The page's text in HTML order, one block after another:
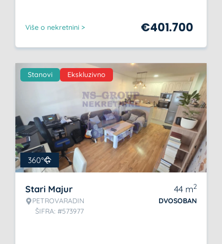
Više o nekretnini > €401.700
Stanovi Ekskluzivno
360°
Stari Majur
PETROVARADIN
ŠIFRA: #573977
44 m2
DVOSOBAN